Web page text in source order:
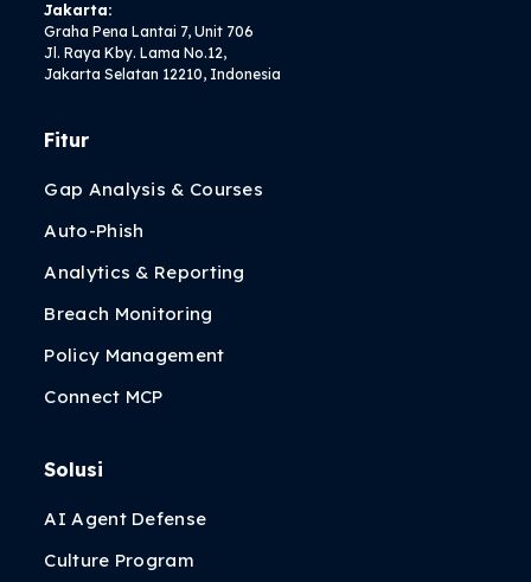
Jakarta:
Graha Pena Lantai 7, Unit 706
Jl. Raya Kby. Lama No.12,
Jakarta Selatan 12210, Indonesia
Fitur
Gap Analysis & Courses
Auto-Phish
Analytics & Reporting
Breach Monitoring
Policy Management
Connect MCP
Solusi
AI Agent Defense
Culture Program